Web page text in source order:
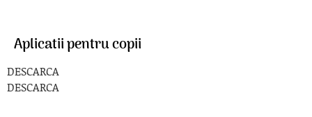
Aplicatii pentru copii
DESCARCA
DESCARCA